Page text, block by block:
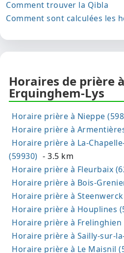
Comment trouver la Qibla
Comment sont calculées les
Horaires de prière
Erquinghem-Lys
Horaire prière à Nieppe
Horaire prière à
Horaire prière à La-
(59930) - 3.5 km
Horaire prière à Fleurbaix
Horaire prière à Bois-
Horaire prière à Steenwerck
Horaire prière à Houplines
Horaire prière à Frelinghien
Horaire prière à Sailly-sur-
Horaire prière à Le Maisnil